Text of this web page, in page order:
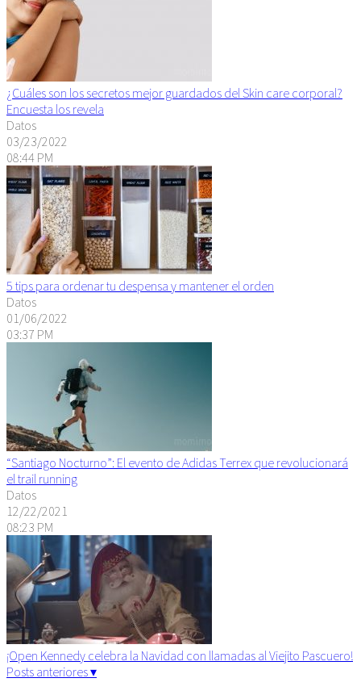
¿Cuáles son los secretos mejor guardados del Skin care corporal?
Encuesta los revela
Datos
03/23/2022
08:44 PM
5 tips para ordenar tu despensa y mantener el orden
Datos
01/06/2022
03:37 PM
“Santiago Nocturno”: El evento de Adidas Terrex que revolucionará
el trail running
Datos
12/22/2021
08:23 PM
¡Open Kennedy celebra la Navidad con llamadas al Viejito Pascuero!
Posts anteriores ▾